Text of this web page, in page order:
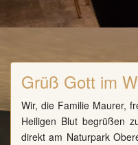
Grüß Gott im
Wir, die Familie Maurer,
Heiligen Blut begrüßen
direkt am Naturpark